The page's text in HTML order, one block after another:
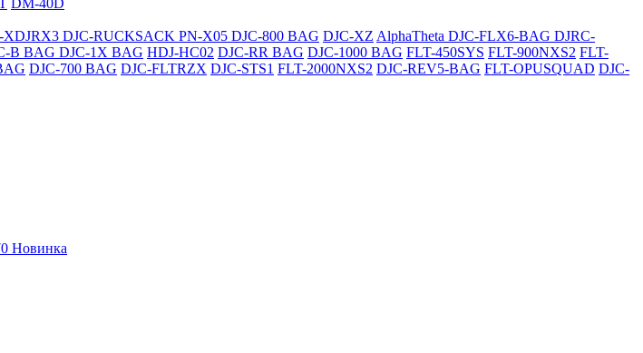
DM-40D
XDJRX3 DJC-RUCKSACK PN-X05 DJC-800 BAG DJC-XZ AlphaTheta DJC-FLX6-BAG DJRC-
B BAG DJC-1X BAG HDJ-HC02 DJC-RR BAG DJC-1000 BAG FLT-450SYS FLT-900NXS2 FLT-
DJC-700 BAG DJC-FLTRZX DJC-STS1 FLT-2000NXS2 DJC-REV5-BAG FLT-OPUSQUAD DJC-
Новинка